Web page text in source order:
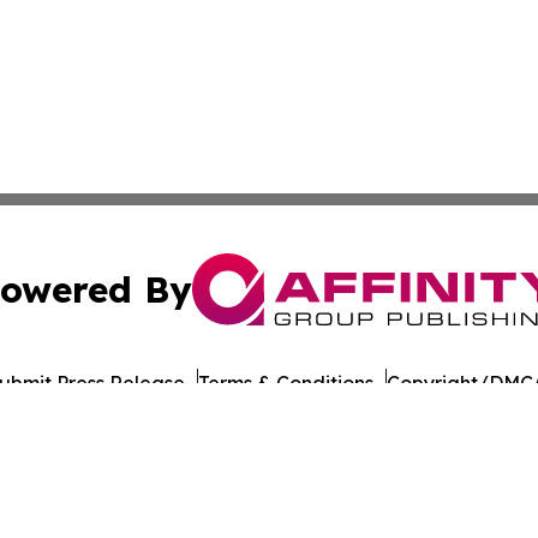
By
Press Release Terms & Conditions Copyright/